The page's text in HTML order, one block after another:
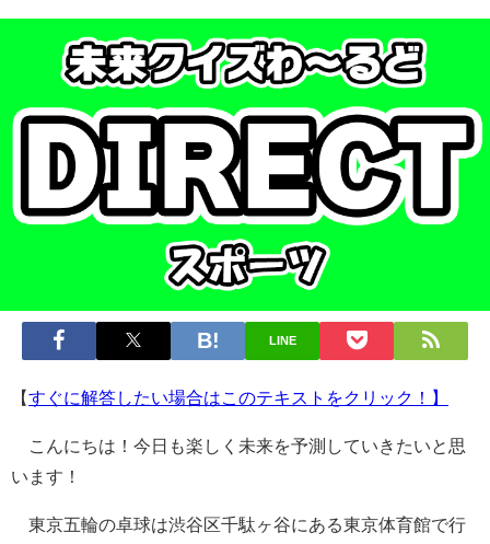
LINE
【すぐに解答したい場合はこのテキストをクリック！】
こんにちは！今日も楽しく未来を予測していきたいと思
います！
東京五輪の卓球は渋谷区千駄ヶ谷にある東京体育館で行